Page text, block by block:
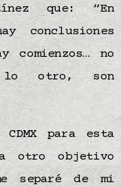
que: “En
conclusiones
comienzos… no
otro, son
para esta
otro objetivo
separé de mi